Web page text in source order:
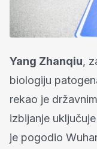
Yang Zhanqiu,
biologiju
rekao je
izbijanje
je pogodio